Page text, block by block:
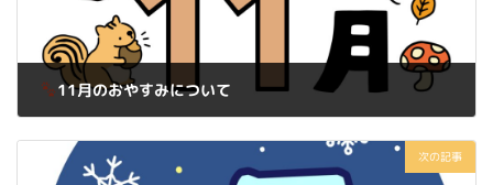
11月のおやすみについて
次の記事